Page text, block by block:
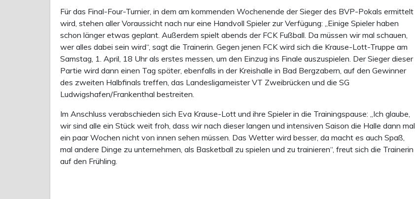
Für das Final-Four-Turnier, in dem am kommenden Wochenende der Sieger des BVP-Pokals ermittelt
wird, stehen aller Voraussicht nach nur eine Handvoll Spieler zur Verfügung: „Einige Spieler haben
schon länger etwas geplant. Außerdem spielt abends der FCK Fußball. Da müssen wir mal schauen,
wer alles dabei sein wird“, sagt die Trainerin. Gegen jenen FCK wird sich die Krause-Lott-Truppe am
Samstag, 1. April, 18 Uhr als erstes messen, um den Einzug ins Finale auszuspielen. Der Sieger dieser
Partie wird dann einen Tag später, ebenfalls in der Kreishalle in Bad Bergzabern, auf den Gewinner
des zweiten Halbfinals treffen, das Landesligameister VT Zweibrücken und die SG
Ludwigshafen/Frankenthal bestreiten.
Im Anschluss verabschieden sich Eva Krause-Lott und ihre Spieler in die Trainingspause: „Ich glaube,
wir sind alle ein Stück weit froh, dass wir nach dieser langen und intensiven Saison die Halle dann mal
ein paar Wochen nicht von innen sehen müssen. Das Wetter wird besser, da macht es auch Spaß,
mal andere Dinge zu unternehmen, als Basketball zu spielen und zu trainieren“, freut sich die Trainerin
auf den Frühling.